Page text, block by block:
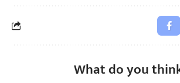
What do you